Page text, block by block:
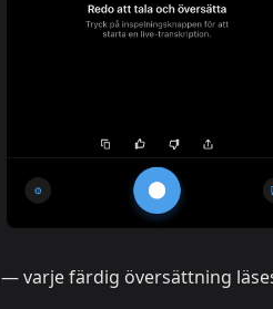
— varje färdig översättning